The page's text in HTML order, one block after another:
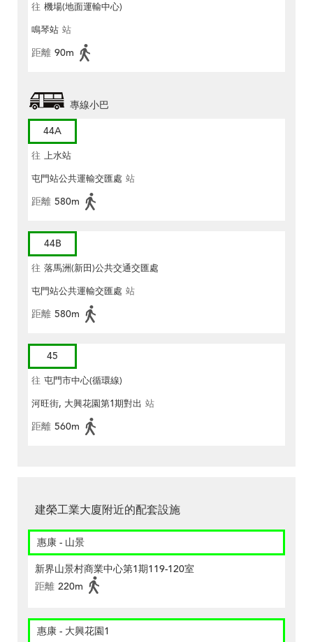
往 機場(地面運輸中心)
鳴琴站 站
距離 90m
專線小巴
44A
往 上水站
屯門站公共運輸交匯處 站
距離 580m
44B
往 落馬洲(新田)公共交通交匯處
屯門站公共運輸交匯處 站
距離 580m
45
往 屯門市中心(循環線)
河旺街, 大興花園第1期對出 站
距離 560m
建榮工業大廈附近的配套設施
惠康 - 山景
新界山景村商業中心第1期119-120室
距離 220m
惠康 - 大興花園1